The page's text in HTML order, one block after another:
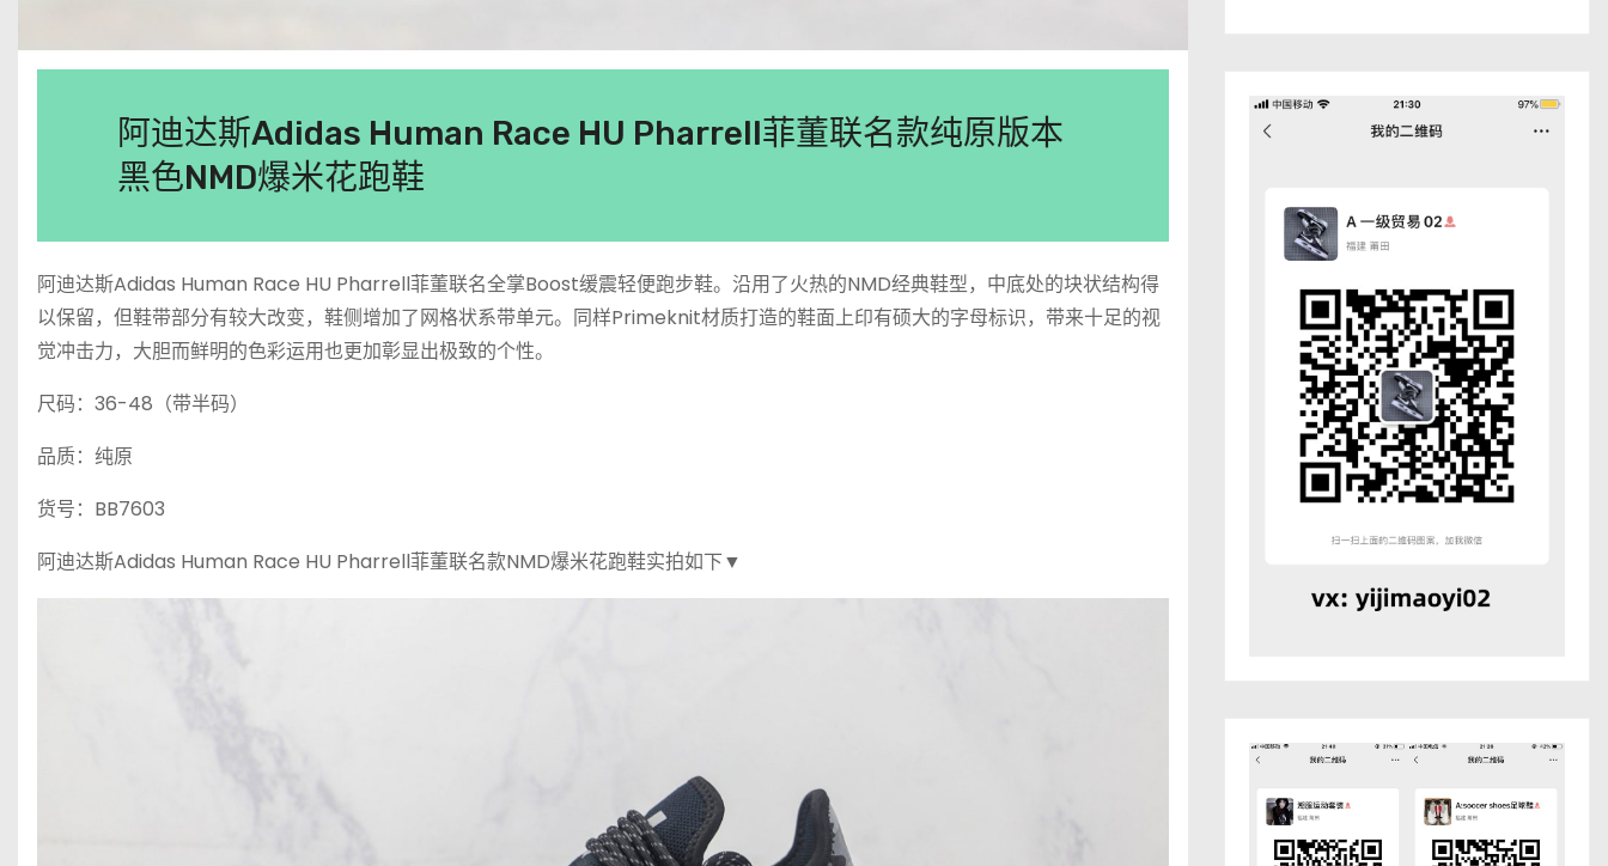
阿迪达斯Adidas Human Race HU Pharrell菲董联名款纯原版本
黑色NMD爆米花跑鞋
阿迪达斯Adidas Human Race HU Pharrell菲董联名全掌Boost缓震轻便跑步鞋。沿用了火热的NMD经典鞋型，中底处的块状结构得
以保留，但鞋带部分有较大改变，鞋侧增加了网格状系带单元。同样Primeknit材质打造的鞋面上印有硕大的字母标识，带来十足的视
觉冲击力，大胆而鲜明的色彩运用也更加彰显出极致的个性。
尺码：36-48（带半码）
品质：纯原
货号：BB7603
阿迪达斯Adidas Human Race HU Pharrell菲董联名款NMD爆米花跑鞋实拍如下▼